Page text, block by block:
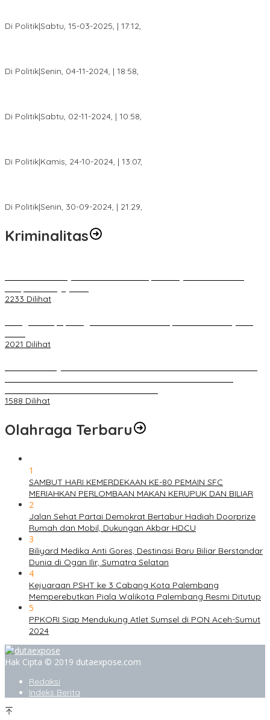
Di Politik|Sabtu, 15-03-2025, | 17:12,
Di Politik|Senin, 04-11-2024, | 18:58,
Di Politik|Sabtu, 02-11-2024, | 10:58,
Di Politik|Kamis, 24-10-2024, | 13:07,
Di Politik|Senin, 30-09-2024, | 21:29,
Kriminalitas
2233 Dilihat
2021 Dilihat
1588 Dilihat
Olahraga Terbaru
1
SAMBUT HARI KEMERDEKAAN KE-80 PEMAIN SFC
MERIAHKAN PERLOMBAAN MAKAN KERUPUK DAN BILIAR
2
Jalan Sehat Partai Demokrat Bertabur Hadiah Doorprize
Rumah dan Mobil, Dukungan Akbar HDCU
3
Biliyard Medika Anti Gores, Destinasi Baru Biliar Berstandar
Dunia di Ogan Ilir, Sumatra Selatan
4
Kejuaraan PSHT ke 3 Cabang Kota Palembang
Memperebutkan Piala Walikota Palembang Resmi Ditutup
5
PPKORI Siap Mendukung Atlet Sumsel di PON Aceh-Sumut
2024
Hak Cipta © 2019 dutaexpose.com
Redaksi
Indeks Berita